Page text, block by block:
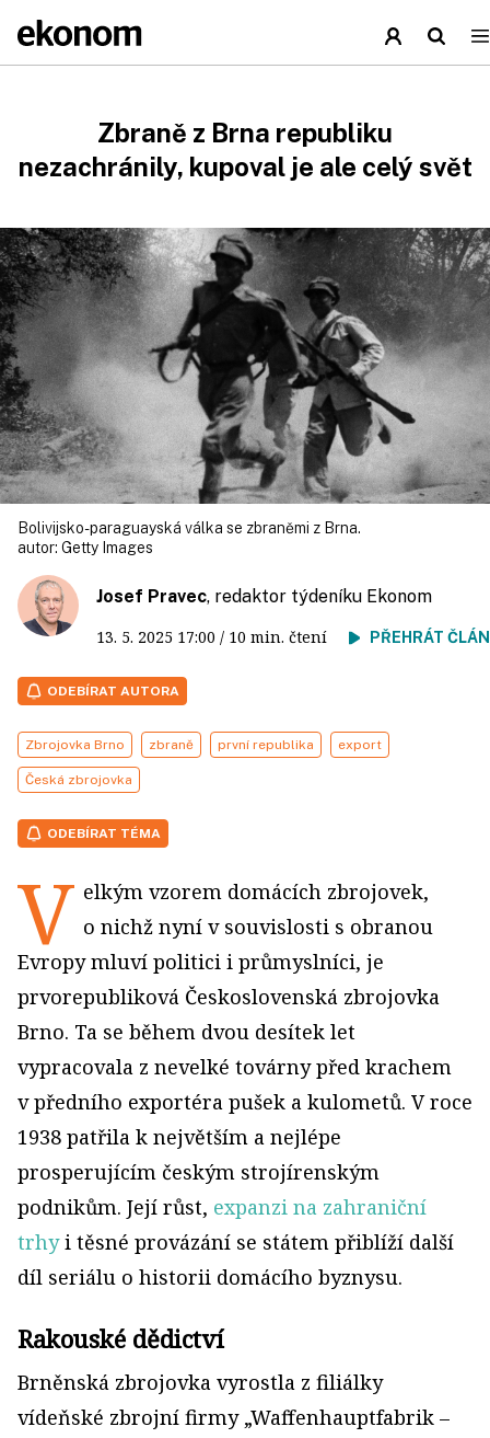
Zbraně z Brna republiku
nezachránily, kupoval je ale celý svět
Bolivijsko-paraguayská válka se zbraněmi z Brna.
autor: Getty Images
Josef Pravec, redaktor týdeníku Ekonom
13. 5. 2025 17:00 / 10 min. čtení PŘEHRÁT
ODEBÍRAT AUTORA
Zbrojovka Brno zbraně první republika export
Česká zbrojovka
ODEBÍRAT TÉMA
V elkým vzorem domácích zbrojovek,
o nichž nyní v souvislosti s obranou
Evropy mluví politici i průmyslníci, je
prvorepubliková Československá zbrojovka
Brno. Ta se během dvou desítek let
vypracovala z nevelké továrny před krachem
v předního exportéra pušek a kulometů. V roce
1938 patřila k největším a nejlépe
prosperujícím českým strojírenským
podnikům. Její růst, expanzi na zahraniční
trhyi těsné provázání se státem přiblíží další
díl seriálu o historii domácího byznysu.
Rakouské dědictví
Brněnská zbrojovka vyrostla z filiálky
vídeňské zbrojní firmy „Waffenhauptfabrik –